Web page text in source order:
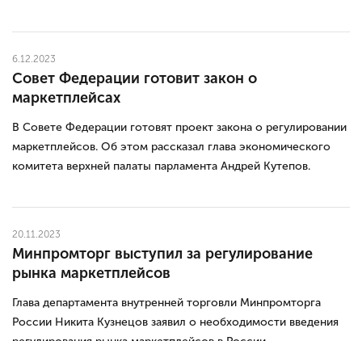
6.12.2023
Совет Федерации готовит закон о
маркетплейсах
В Совете Федерации готовят проект закона о регулировании
маркетплейсов. Об этом рассказал глава экономического
комитета верхней палаты парламента Андрей Кутепов.
20.11.2023
Минпромторг выступил за регулирование
рынка маркетплейсов
Глава департамента внутренней торговли Минпромторга
России Никита Кузнецов заявил о необходимости введения